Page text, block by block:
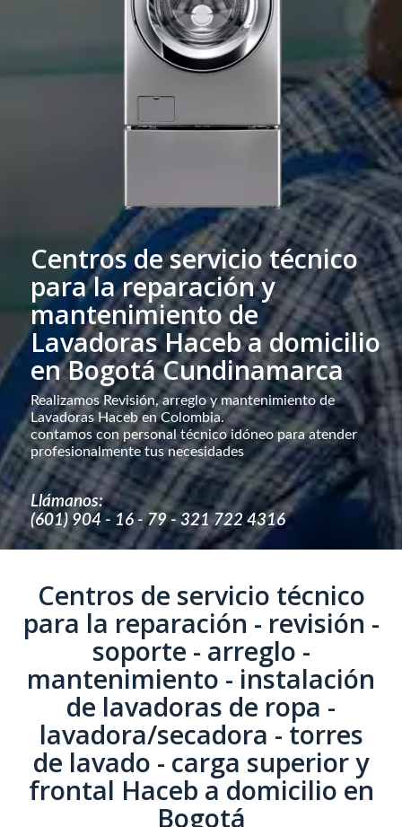
Centros de servicio técnico
para la reparación y
mantenimiento de
Lavadoras Haceb a domicilio
en Bogotá Cundinamarca
Realizamos Revisión, arreglo y mantenimiento de
Lavadoras Haceb en Colombia.
contamos con personal técnico idóneo para atender
profesionalmente tus necesidades
Llámanos:
(601) 904 - 16 - 79 - 321 722 4316
Centros de servicio técnico
para la reparación - revisión -
soporte - arreglo -
mantenimiento - instalación
de lavadoras de ropa -
lavadora/secadora - torres
de lavado - carga superior y
frontal Haceb a domicilio en
Bogotá